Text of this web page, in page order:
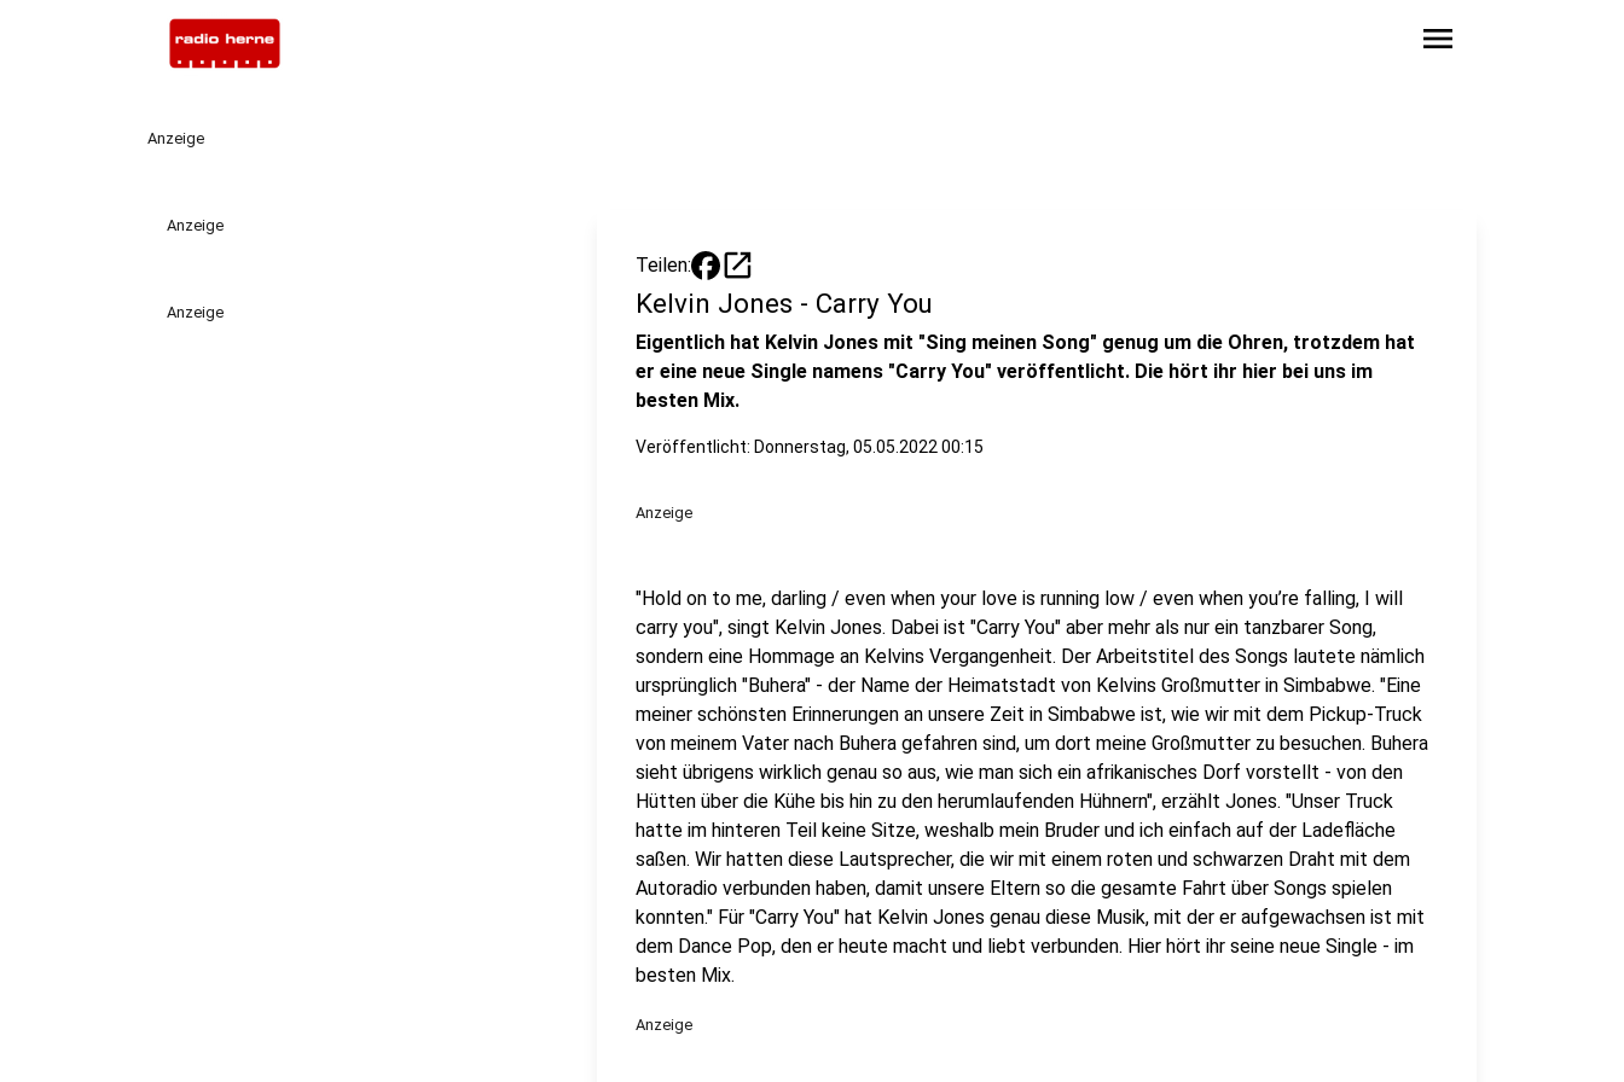
menu
Anzeige
Anzeige
Anzeige
Teilen: open_in_new
Kelvin Jones - Carry You
Eigentlich hat Kelvin Jones mit "Sing meinen Song" genug um die Ohren, trotzdem hat
er eine neue Single namens "Carry You" veröffentlicht. Die hört ihr hier bei uns im
besten Mix.
Veröffentlicht: Donnerstag, 05.05.2022 00:15
Anzeige
"Hold on to me, darling / even when your love is running low / even when you’re falling, I will
carry you", singt Kelvin Jones. Dabei ist "Carry You" aber mehr als nur ein tanzbarer Song,
sondern eine Hommage an Kelvins Vergangenheit. Der Arbeitstitel des Songs lautete nämlich
ursprünglich "Buhera" - der Name der Heimatstadt von Kelvins Großmutter in Simbabwe. "Eine
meiner schönsten Erinnerungen an unsere Zeit in Simbabwe ist, wie wir mit dem Pickup-Truck
von meinem Vater nach Buhera gefahren sind, um dort meine Großmutter zu besuchen. Buhera
sieht übrigens wirklich genau so aus, wie man sich ein afrikanisches Dorf vorstellt - von den
Hütten über die Kühe bis hin zu den herumlaufenden Hühnern", erzählt Jones. "Unser Truck
hatte im hinteren Teil keine Sitze, weshalb mein Bruder und ich einfach auf der Ladefläche
saßen. Wir hatten diese Lautsprecher, die wir mit einem roten und schwarzen Draht mit dem
Autoradio verbunden haben, damit unsere Eltern so die gesamte Fahrt über Songs spielen
konnten." Für "Carry You" hat Kelvin Jones genau diese Musik, mit der er aufgewachsen ist mit
dem Dance Pop, den er heute macht und liebt verbunden. Hier hört ihr seine neue Single - im
besten Mix.
Anzeige